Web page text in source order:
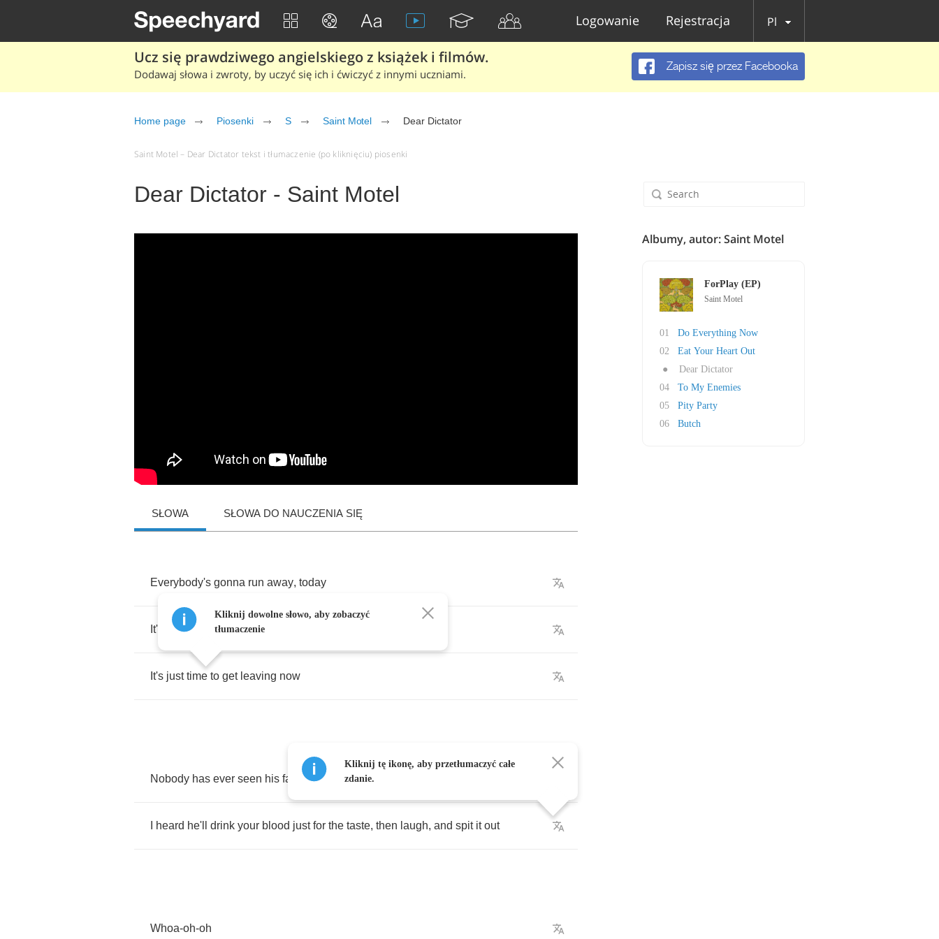
Logowanie Rejestracja Pl
Ucz się prawdziwego angielskiego z książek i filmów.
Dodawaj słowa i zwroty, by uczyć się ich i ćwiczyć z innymi uczniami.
Zapisz się przez Facebooka
Home page Piosenki S Saint Motel Dear Dictator
Saint Motel – Dear Dictator tekst i tłumaczenie (po kliknięciu) piosenki
Dear Dictator - Saint Motel
SŁOWA SŁOWA DO NAUCZENIA SIĘ
Everybody's gonna run away, today
It's not cause what you
It's just time to get leaving now
Nobody has ever seen his face,but fear his smile
heard he'll drink your blood just for the taste, then laugh, and spit it out
Whoa-oh-oh
Kliknij dowolne słowo, aby zobaczyć
tłumaczenie
Kliknij tę ikonę, aby przetłumaczyć całe
zdanie.
Albumy, autor: Saint Motel
ForPlay (EP)
Saint Motel
01
Do Everything Now
02
Eat Your Heart Out
●
Dear Dictator
04
To My Enemies
05
Pity Party
06
Butch